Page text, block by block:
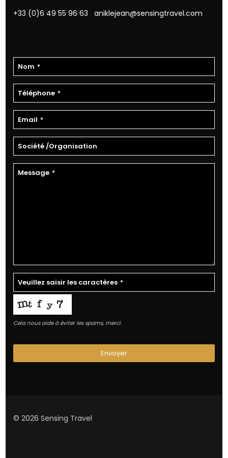
+33 (0)6 49 55 96 63
aniklejean@sensingtravel.com
Nom *
Téléphone *
Email *
Société /Organisation
Message *
Veuillez saisir les caractères *
Cela nous aide à éviter les spams, merci.
Envoyer
© 2026 Sensing Travel